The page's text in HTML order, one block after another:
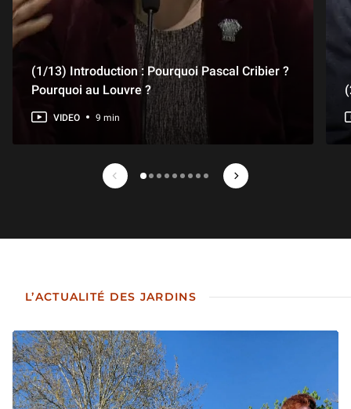
(1/13) Introduction : Pourquoi Pascal Cribier ?
Pourquoi au Louvre ?
VIDEO 9 min
Précédent - Featured on Louvre+
1 sur 9 Suivant - Featured
L’ACTUALITÉ DES JARDINS